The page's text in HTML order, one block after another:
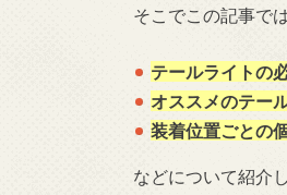
そこでこの記事では
テールライトの
オススメのテー
装着位置ごとの
などについて紹介